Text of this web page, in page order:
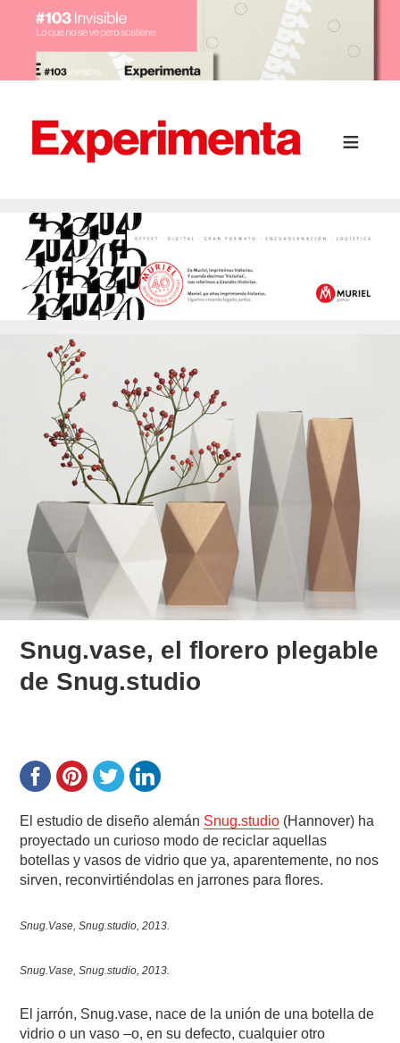
Snug.vase, el florero plegable
de Snug.studio
El estudio de diseño alemán Snug.studio (Hannover) ha
proyectado un curioso modo de reciclar aquellas
botellas y vasos de vidrio que ya, aparentemente, no nos
sirven, reconvirtiéndolas en jarrones para flores.
Snug.Vase, Snug.studio, 2013.
Snug.Vase, Snug.studio, 2013.
El jarrón, Snug.vase, nace de la unión de una botella de
vidrio o un vaso –o, en su defecto, cualquier otro